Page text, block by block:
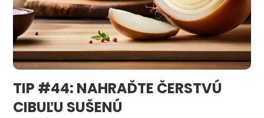
TIP #44: NAHRAĎTE ČERSTVÚ
CIBUĽU SUŠENÚ